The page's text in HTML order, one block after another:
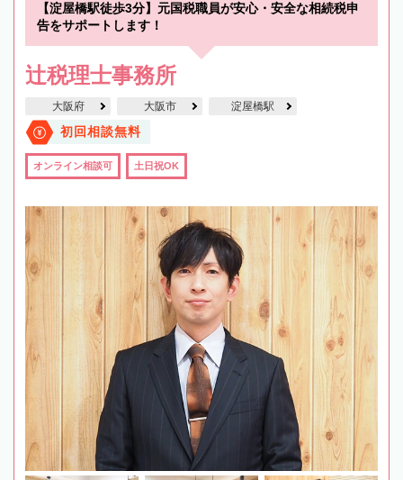
【淀屋橋駅徒歩3分】元国税職員が安心・安全な相続税申
告をサポートします！
辻税理士事務所
大阪府 大阪市 淀屋橋駅
初回相談無料
オンライン相談可 土日祝OK